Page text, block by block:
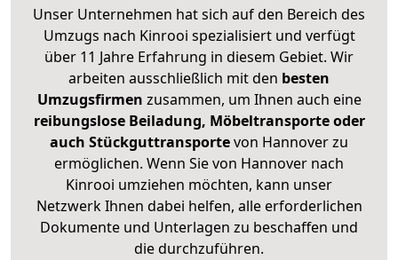
Unser Unternehmen hat sich auf den Bereich des
Umzugs nach Kinrooi spezialisiert und verfügt
über 11 Jahre Erfahrung in diesem Gebiet. Wir
arbeiten ausschließlich mit den besten
Umzugsfirmen zusammen, um Ihnen auch eine
reibungslose Beiladung, Möbeltransporte oder
auch Stückguttransportevon Hannover zu
ermöglichen. Wenn Sie von Hannover nach
Kinrooi umziehen möchten, kann unser
Netzwerk Ihnen dabei helfen, alle erforderlichen
Dokumente und Unterlagen zu beschaffen und
die durchzuführen.